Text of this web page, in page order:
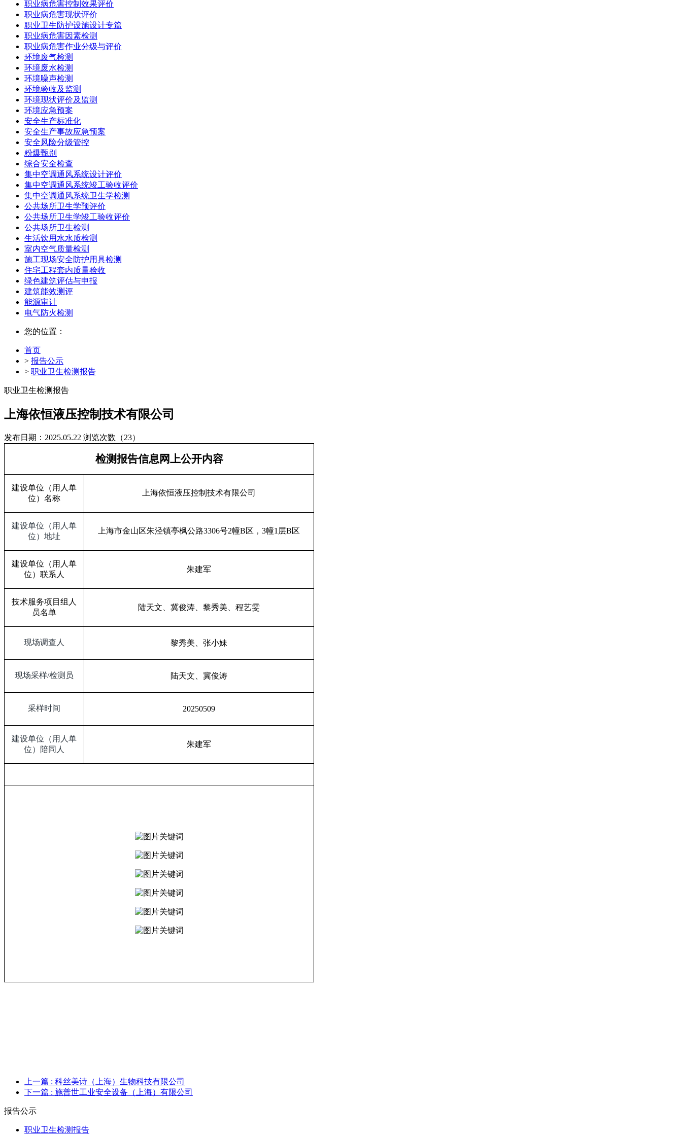
职业病危害控制效果评价
职业病危害现状评价
职业卫生防护设施设计专篇
职业病危害因素检测
职业病危害作业分级与评价
环境废气检测
环境废水检测
环境噪声检测
环境验收及监测
环境现状评价及监测
环境应急预案
安全生产标准化
安全生产事故应急预案
安全风险分级管控
粉爆甄别
综合安全检查
集中空调通风系统设计评价
集中空调通风系统竣工验收评价
集中空调通风系统卫生学检测
公共场所卫生学预评价
公共场所卫生学竣工验收评价
公共场所卫生检测
生活饮用水水质检测
室内空气质量检测
施工现场安全防护用具检测
住宅工程套内质量验收
绿色建筑评估与申报
建筑能效测评
能源审计
电气防火检测
您的位置：
首页
> 报告公示
> 职业卫生检测报告
职业卫生检测报告
上海依恒液压控制技术有限公司
发布日期：2025.05.22 浏览次数（23）
检测报告信息网上公开内容
建设单位（用人单
位）名称
上海依恒液压控制技术有限公司
建设单位（用人单
位）地址
上海市金山区朱泾镇亭枫公路3306号2幢B区， 3幢1 层B区
建设单位（用人单
位）联系人
朱建军
技术服务项目组人
员名单
陆天文、冀俊涛、黎秀美、程艺雯
现场调查人 黎秀美、张小妹
现场采样/检测员 陆天文、冀俊涛
采样时间 20250509
建设单位（用人单
位）陪同人
朱建军
上一篇 : 科丝美诗（上海）生物科技有限公司
下一篇 : 施普世工业安全设备（上海）有限公司
报告公示
职业卫生检测报告